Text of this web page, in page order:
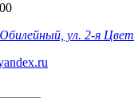
ул. 2-я